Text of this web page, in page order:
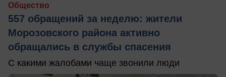
Общество
557 обращений за неделю: жители
Морозовского района активно
обращались в службы спасения
С какими жалобами чаще звонили люди